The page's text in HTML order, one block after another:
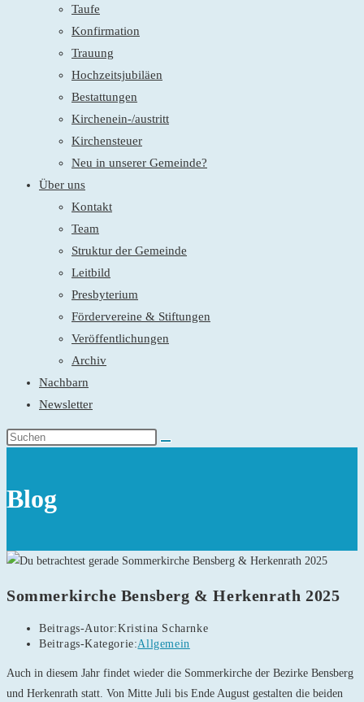
Taufe
Konfirmation
Trauung
Hochzeitsjubiläen
Bestattungen
Kirchenein-/austritt
Kirchensteuer
Neu in unserer Gemeinde?
Über uns
Kontakt
Team
Struktur der Gemeinde
Leitbild
Presbyterium
Fördervereine & Stiftungen
Veröffentlichungen
Archiv
Nachbarn
Newsletter
Blog
Sommerkirche Bensberg & Herkenrath 2025
Beitrags-Autor:Kristina Scharnke
Beitrags-Kategorie:Allgemein
Auch in diesem Jahr findet wieder die Sommerkirche der Bezirke Bensberg
und Herkenrath statt. Von Mitte Juli bis Ende August gestalten die beiden